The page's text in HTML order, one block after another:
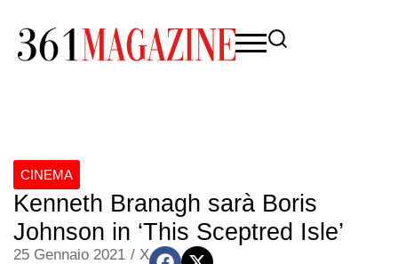
CINEMA
Kenneth Branagh sarà Boris
Johnson in ‘This Sceptred Isle’
25 Gennaio 2021 / X